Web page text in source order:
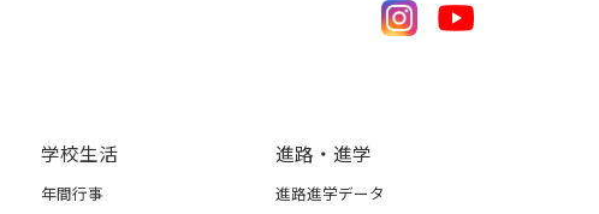
学校生活
年間行事
進路・進学
進路進学データ